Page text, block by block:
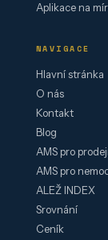
Aplikace na
NAVIGACE
Hlavní stránka
O nás
Kontakt
Blog
AMS pro
AMS pro
ALEŽ INDEX
Srovnání
Ceník